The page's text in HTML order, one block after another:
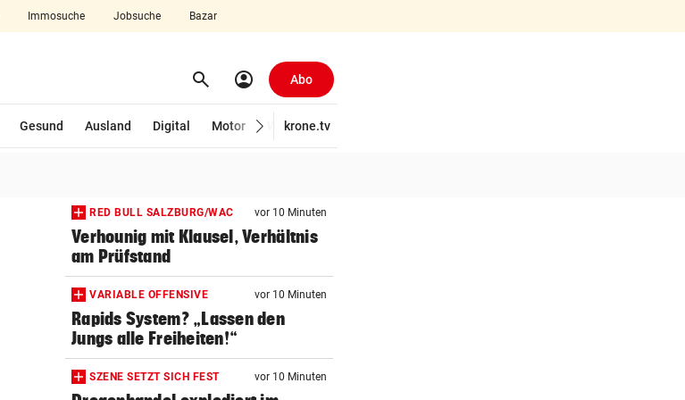
Immosuche Jobsuche Bazar
search Suchen
account_circle Abo
Gesund Ausland Digital Motor Wirtschaft
krone.tv
RED BULL SALZBURG/WAC vor 10 Minuten
Verhounig mit Klausel, Verhältnis
am Prüfstand
VARIABLE OFFENSIVE vor 10 Minuten
Rapids System? „Lassen den
Jungs alle Freiheiten!“
SZENE SETZT SICH FEST vor 10 Minuten